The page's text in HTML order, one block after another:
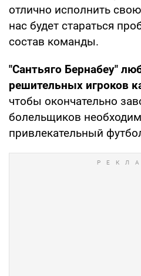
отлично исполнить
нас будет стараться
состав команды.
"Сантьяго Бернабеу"
решительных игроков
чтобы окончательно
болельщиков
привлекательный